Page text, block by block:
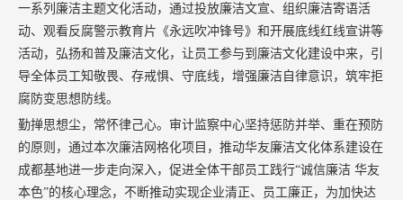
一系列廉洁主题文化活动，通过投放廉洁文宣、组织廉洁寄语活
动、观看反腐警示教育片《永远吹冲锋号》和开展底线红线宣讲等
活动，弘扬和普及廉洁文化，让员工参与到廉洁文化建设中来，引
导全体员工知敬畏、存戒惧、守底线，增强廉洁自律意识，筑牢拒
腐防变思想防线。
勤掸思想尘，常怀律己心。审计监察中心坚持惩防并举、重在预防
的原则，通过本次廉洁网格化项目，推动华友廉洁文化体系建设在
成都基地进一步走向深入，促进全体干部员工践行“诚信廉洁 华友
本色”的核心理念，不断推动实现企业清正、员工廉正，为加快达